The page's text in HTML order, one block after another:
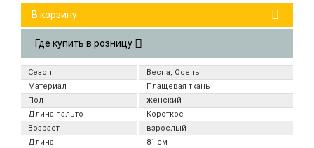
В корзину
Где купить в розницу
Сезон
Весна, Осень
Материал
Плащевая ткань
Пол
женский
Длина пальто
Короткое
Возраст
взрослый
Длина
81 см